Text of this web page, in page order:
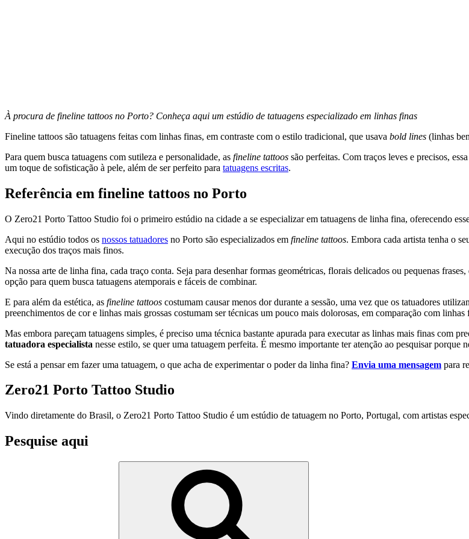
À procura de fineline tattoos no Porto? Conheça aqui um estúdio de tatuagens especializado em linhas finas
Fineline tattoos são tatuagens feitas com linhas finas, em contraste com o estilo tradicional, que usava bold lines (linhas
Para quem busca tatuagens com sutileza e personalidade, as fineline tattoos são perfeitas. Com traços leves e precisos,
um toque de sofisticação à pele, além de ser perfeito para tatuagens escritas.
Referência em fineline tattoos no Porto
O Zero21 Porto Tattoo Studio foi o primeiro estúdio na cidade a se especializar em tatuagens de linha fina, oferecendo
Aqui no estúdio todos os nossos tatuadores no Porto são especializados em fineline tattoos. Embora cada artista tenha o
execução dos traços mais finos.
Na nossa arte de linha fina, cada traço conta. Seja para desenhar formas geométricas, florais delicados ou pequenas
opção para quem busca tatuagens atemporais e fáceis de combinar.
E para além da estética, as fineline tattoos costumam causar menos dor durante a sessão, uma vez que os tatuadores
preenchimentos de cor e linhas mais grossas costumam ser técnicas um pouco mais dolorosas, em comparação com linhas
Mas embora pareçam tatuagens simples, é preciso uma técnica bastante apurada para executar as linhas mais finas com
tatuadora especialista nesse estilo, se quer uma tatuagem perfeita. É mesmo importante ter atenção ao pesquisar porque
Se está a pensar em fazer uma tatuagem, o que acha de experimentar o poder da linha fina? Envia uma mensagem para
Zero21 Porto Tattoo Studio
Vindo diretamente do Brasil, o Zero21 Porto Tattoo Studio é um estúdio de tatuagem no Porto, Portugal, com artistas
Pesquise aqui